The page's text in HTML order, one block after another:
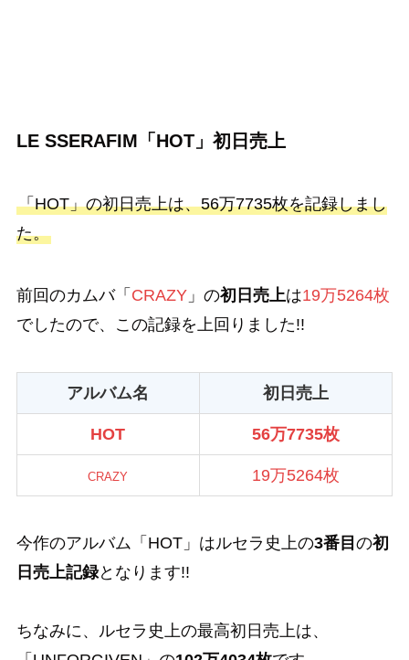
LE SSERAFIM「HOT」初日売上
「HOT」の初日売上は、56万7735枚を記録しまし
た。
前回のカムバ「 CRAZY」の初日売上は19万5264枚
でしたので、この記録を上回りました!!
アルバム名 初日売上
HOT 56万7735枚
CRAZY 19万5264枚
今作のアルバム「HOT」はルセラ史上の3番目 の初
日売上記録となります!!
ちなみに、ルセラ史上の最高初日売上は、